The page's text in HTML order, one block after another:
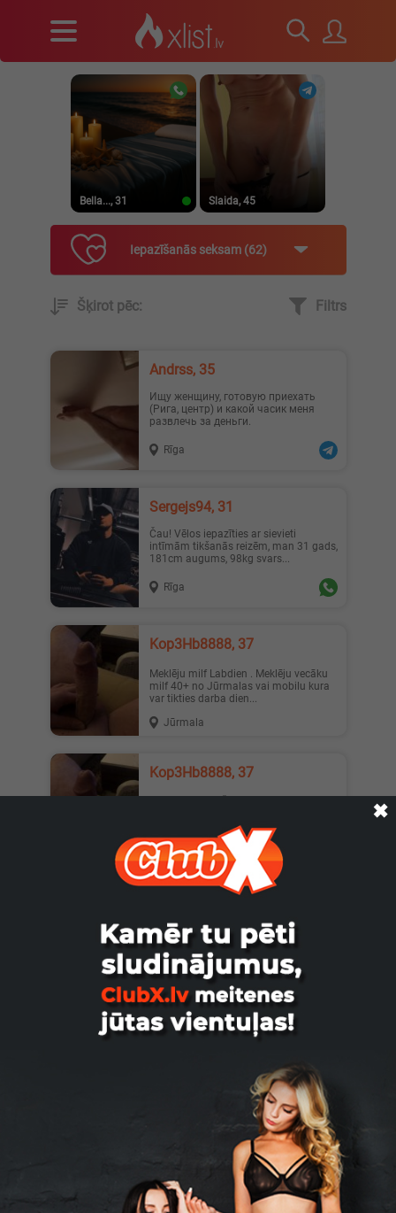
Bella..., 31 Slaida, 45
Carin..., 28
Iepazīšanās seksam 62
Šķirot pēc: Filtrs
Andrss, 35
Ищу женщину, готовую приехать
(Рига, центр) и какой часик меня
развлечь за деньги.
Rīga
Sergejs94, 31
Čau! Vēlos iepazīties ar sievieti
intīmām tikšanās reizēm, man 31 gads,
181cm augums, 98kg svars...
Rīga
Kop3Hb8888, 37
Meklēju milf Labdien . Meklēju vecāku
milf 40+ no Jūrmalas vai mobilu kura
var tikties darba dien...
Jūrmala
Kop3Hb8888, 37
šovakar vai citas neparas...
Jūrmala
Kop3Hb8888, 37
Meklēju sievieti 40+ Labdien . Meklēju
vecāku paklausīgu sievieti 40+ , Kurai
patik jaunaki domin...
Jūrmala
Kop3Hb8888, 37
meklēta paklausīga kautrīga sieviete
kura ikdiena ir laba un p...
braucosais, 64
Sponsorēšana Sievieti mazā augumau
-45
✖